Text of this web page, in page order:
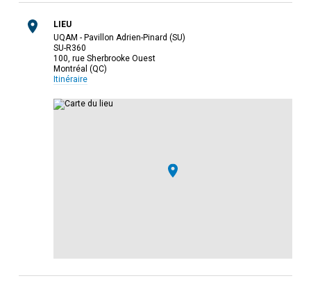
LIEU
UQAM - Pavillon Adrien-Pinard (SU)
SU-R360
100, rue Sherbrooke Ouest
Montréal (QC)
Itinéraire